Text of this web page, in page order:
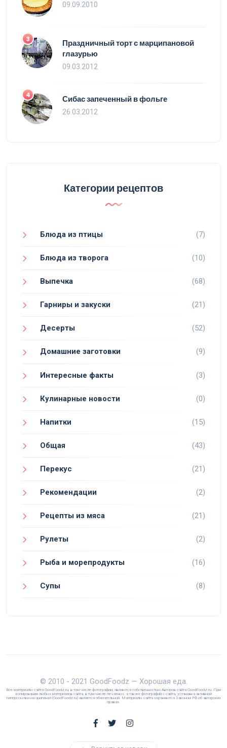
09.09.2010
3
Праздничный торт с марципановой
глазурью
09.03.2012
4 Сибас запеченный в фольге
26.03.2012
Категории рецептов
Блюда из птицы (7)
Блюда из творога (10)
Выпечка (68)
Гарниры и закуски (21)
Десерты (52)
Домашние заготовки (9)
Интересные факты (3)
Кулинарные новости (0)
Напитки (15)
Общая (43)
Перекус (21)
Рекомендации (2)
Рецепты из мяса (21)
Рулеты (2)
Рыба и морепродукты (16)
Супы (8)
© 2010 - 2021 GoodFoodz — Хорошая еда.
Все материалы сайта GoodFoodz.ru, в том числе фотографии, являются собственностью Авторов сайта GoodFoodz.ru. При
копировании любых материалов сайта, в том числе печатных, а также фотографий c сайта, установка активной
гиперссылки на оригинал (GoodFoodz.ru) является обязательной. Материалы сайта охраняются Законом РФ об авторских
правах.